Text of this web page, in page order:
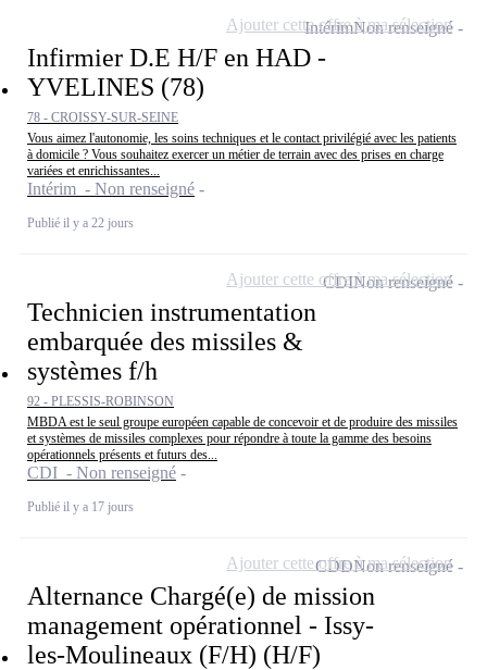
Infirmier D.E H/F en HAD -
YVELINES (78)
78 - CROISSY-SUR-SEINE
Vous aimez l'autonomie, les soins techniques et le contact privilégié avec les patients
à domicile ? Vous souhaitez exercer un métier de terrain avec des prises en charge
variées et enrichissantes...
Intérim - Non renseigné
Publié il y a 22 jours
IntérimNon renseigné
Ajouter cette offre à ma sélection
Technicien instrumentation
embarquée des missiles &
systèmes f/h
92 - PLESSIS-ROBINSON
MBDA est le seul groupe européen capable de concevoir et de produire des missiles
et systèmes de missiles complexes pour répondre à toute la gamme des besoins
opérationnels présents et futurs des...
CDI - Non renseigné
Publié il y a 17 jours
CDINon renseigné
Ajouter cette offre à ma sélection
Alternance Chargé(e) de mission
management opérationnel - Issy-
les-Moulineaux (F/H) (H/F)
CDDNon renseigné
Ajouter cette offre à ma sélection